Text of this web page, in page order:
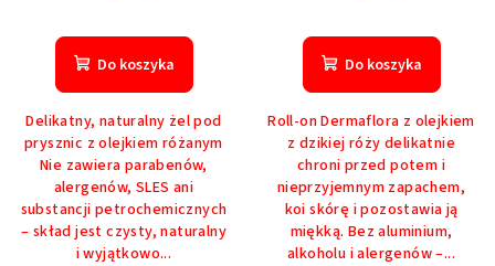
Do koszyka
Delikatny, naturalny żel pod
prysznic z olejkiem różanym
Nie zawiera parabenów,
alergenów, SLES ani
substancji petrochemicznych
– skład jest czysty, naturalny
i wyjątkowo...
Do koszyka
Roll-on Dermaflora z olejkiem
z dzikiej róży delikatnie
chroni przed potem i
nieprzyjemnym zapachem,
koi skórę i pozostawia ją
miękką. Bez aluminium,
alkoholu i alergenów –...